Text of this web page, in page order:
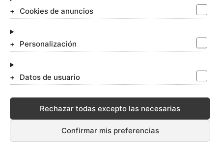
Impugnar testamento
Alcoholemias
Honorarios
Ofertas de Empleo para Abogados
Aviso legal - Política de Privacidad
-
© www.allendeabogados.com 2016-2021
Cookies de anuncios
Personalización
Datos de usuario
Rechazar todas excepto las necesarias
Confirmar mis preferencias